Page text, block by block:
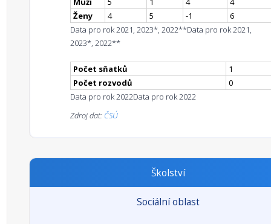
Ženy
4 5 -1
6
Data pro rok 2021, 2023*, 2022**Data pro rok 2021,
2023*, 2022**
Počet sňatků
1
Počet rozvodů
0
Data pro rok 2022Data pro rok 2022
Zdroj dat: ČSÚ
Školství
Sociální oblast